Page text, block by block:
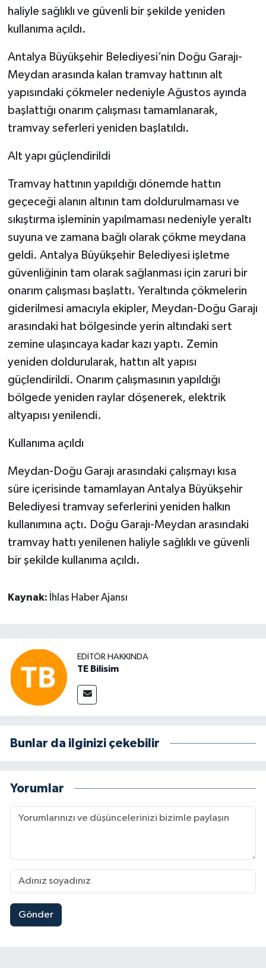
haliyle sağlıklı ve güvenli bir şekilde yeniden
kullanıma açıldı.
Antalya Büyükşehir Belediyesi’nin Doğu Garajı-
Meydan arasında kalan tramvay hattının alt
yapısındaki çökmeler nedeniyle Ağustos ayında
başlattığı onarım çalışması tamamlanarak,
tramvay seferleri yeniden başlatıldı.
Alt yapı güçlendirildi
Tramvay hattının yapıldığı dönemde hattın
geçeceği alanın altının tam doldurulmaması ve
sıkıştırma işleminin yapılmaması nedeniyle yeraltı
suyuna ve zamana bağlı olarak çökme meydana
geldi. Antalya Büyükşehir Belediyesi işletme
güvenliğinin tam olarak sağlanması için zaruri bir
onarım çalışması başlattı. Yeraltında çökmelerin
giderilmesi amacıyla ekipler, Meydan-Doğu Garajı
arasındaki hat bölgesinde yerin altındaki sert
zemine ulaşıncaya kadar kazı yaptı. Zemin
yeniden doldurularak, hattın alt yapısı
güçlendirildi. Onarım çalışmasının yapıldığı
bölgede yeniden raylar döşenerek, elektrik
altyapısı yenilendi.
Kullanıma açıldı
Meydan-Doğu Garajı arasındaki çalışmayı kısa
süre içerisinde tamamlayan Antalya Büyükşehir
Belediyesi tramvay seferlerini yeniden halkın
kullanımına açtı. Doğu Garajı-Meydan arasındaki
tramvay hattı yenilenen haliyle sağlıklı ve güvenli
bir şekilde kullanıma açıldı.
Kaynak: İhlas Haber Ajansı
EDITÖR HAKKINDA
TE Bilisim
Bunlar da ilginizi çekebilir
Yorumlar
Gönder